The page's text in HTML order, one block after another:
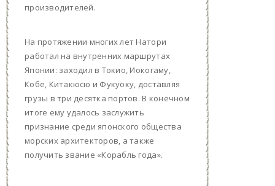
производителей.
На протяжении многих лет Натори
работал на внутренних маршрутах
Японии: заходил в Токио, Иокогаму,
Кобе, Китакюсю и Фукуоку, доставляя
грузы в три десятка портов. В конечном
итоге ему удалось заслужить
признание среди японского общества
морских архитекторов, а также
получить звание «Корабль года».